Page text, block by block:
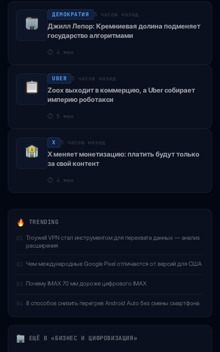
ДЕМОКРАТИЯ 5 часов назад
Джилл Лепор: Кремниевая долина подменяет
государство алгоритмами
⏱ 4 мин
UBER 5 часов назад
Zoox выходит в коммерцию, а Uber собирает
империю роботакси
⏱ 5 мин
X 5 часов назад
X меняет монетизацию: платить будут только
за свой контент
⏱ 4 мин
TRENDING
01 Troywell VPN стал инструментом для перехвата данных — анализ
расширения
02 Чем международные Google Pixel отличаются от версий для США
03 Почему IMAX 70 мм дороже цифрового IMAX
04 8 способов снизить перегрев Android Auto без смены смартфона
ЕЩЁ В «БИЗНЕС И ЦИФРОВИЗАЦИЯ»